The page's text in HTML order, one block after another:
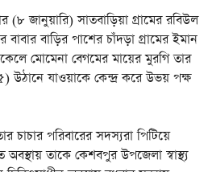
জানুয়ারি) সাতবাড়িয়া গ্রামের রবিউল
বাবার বাড়ির পাশের চাঁদড়া গ্রামের ইমান
মোমেনা বেগমের মায়ের মুরগি তার
উঠানে যাওয়াকে কেন্দ্র করে উভয় পক্ষ
চাচার পরিবারের সদস্যরা পিটিয়ে
তাকে কেশবপুর উপজেলা স্বাস্থ্য